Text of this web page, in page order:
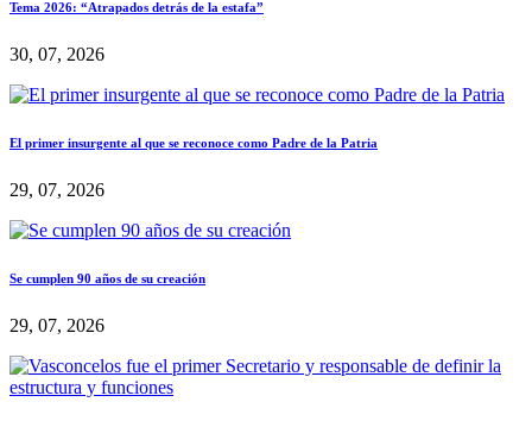
Tema 2026: “Atrapados detrás de la estafa”
30, 07, 2026
El primer insurgente al que se reconoce como Padre de la Patria
29, 07, 2026
Se cumplen 90 años de su creación
29, 07, 2026